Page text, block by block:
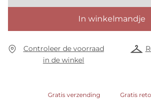
In winkelmandje
Controleer de voorraad
in de winkel
Gratis verzending Gratis